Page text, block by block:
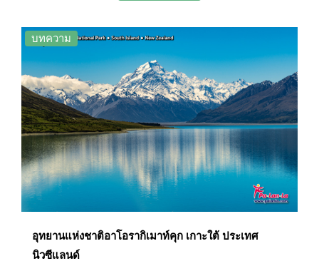
เขาและทะเลสาบ ในบทความนี้ทาง Palanla จะพา
ทุกท่านไปท่องเที่ยวที่เกาะใต้ ซึ่งสามารถเดินทางมา
ด้วยการต่อเครื่องบินจากสนามบินโอ๊คแลนด์ซึ่งเป็น
สนามบินหลักของประเทศนิวซีแลนด์ที่ตั้งอยู่บนเกาะ
เหนือ มาลงยังสนามบิน ควีนส์แลนด์หรือสนามบินไค
รสต์เชิร์ชบนเกาะใต้ เพื่อไปชม 10 สถานที่ท่องเที่ยว
ยอดนิยมบนเกาะใต้ที่ไม่ควรพลาดดังต่อไปนี้
บทความ
อุทยานแห่งชาติอาโอรากิเมาท์คุก เกาะใต้ ประเทศ
นิวซีแลนด์